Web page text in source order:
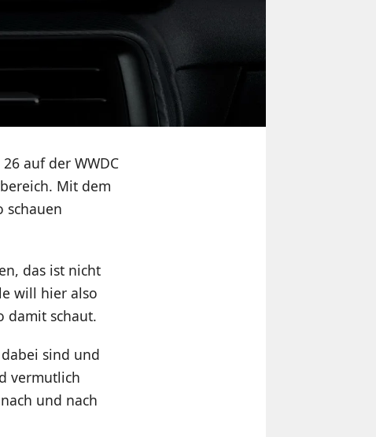
auf der WWDC
Mit dem
schauen
das ist nicht
will hier also
damit schaut.
sind und
vermutlich
und nach